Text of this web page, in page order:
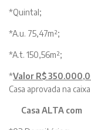
*Quintal;
*A.u. 75,47m²;
*A.t. 150,56m²;
*Valor R$
Casa aprovada na
Casa ALTA com